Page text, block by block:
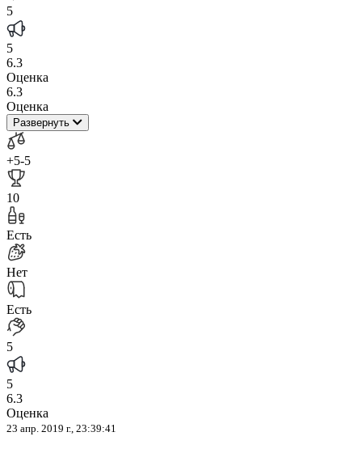
5
5
6.3
Оценка
6.3
Оценка
Развернуть
+5-5
10
Есть
Нет
Есть
5
5
6.3
Оценка
23 апр. 2019 г., 23:39:41